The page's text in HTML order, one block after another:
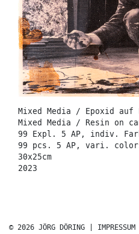
Mixed Media / Epoxid auf
Mixed Media / Resin on
99 Expl. 5 AP, indiv.
99 pcs. 5 AP, vari.
30x25cm
2023
© 2026 JÖRG DÖRING |